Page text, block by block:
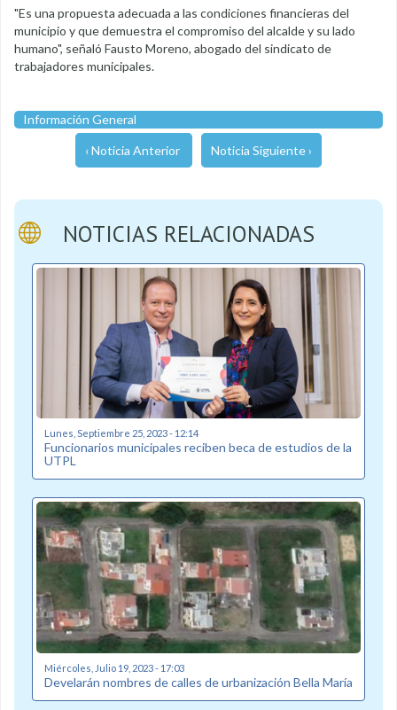
"Es una propuesta adecuada a las condiciones financieras del
municipio y que demuestra el compromiso del alcalde y su lado
humano", señaló Fausto Moreno, abogado del sindicato de
trabajadores municipales.
Información General
‹ Noticia Anterior Noticia Siguiente ›
NOTICIAS RELACIONADAS
Lunes, Septiembre 25, 2023 - 12:14
Funcionarios municipales reciben beca de estudios de la
UTPL
Miércoles, Julio 19, 2023 - 17:03
Develarán nombres de calles de urbanización Bella María